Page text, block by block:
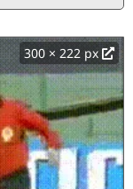
300 × 222 px